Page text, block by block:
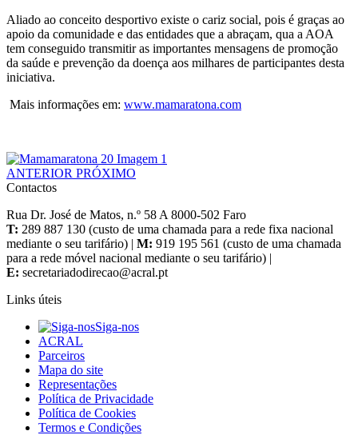
Aliado ao conceito desportivo existe o cariz social, pois é graças ao
apoio da comunidade e das entidades que a abraçam, qua a AOA
tem conseguido transmitir as importantes mensagens de promoção
da saúde e prevenção da doença aos milhares de participantes desta
iniciativa.
Mais informações em: www.mamaratona.com
ANTERIOR PRÓXIMO
Contactos
Rua Dr. José de Matos, n.º 58 A 8000-502 Faro
T: 289 887 130 (custo de uma chamada para a rede fixa nacional
mediante o seu tarifário) | M: 919 195 561 (custo de uma chamada
para a rede móvel nacional mediante o seu tarifário) |
E:
Links úteis
Siga-nos
ACRAL
Parceiros
Mapa do site
Representações
Política de Privacidade
Política de Cookies
Termos e Condições